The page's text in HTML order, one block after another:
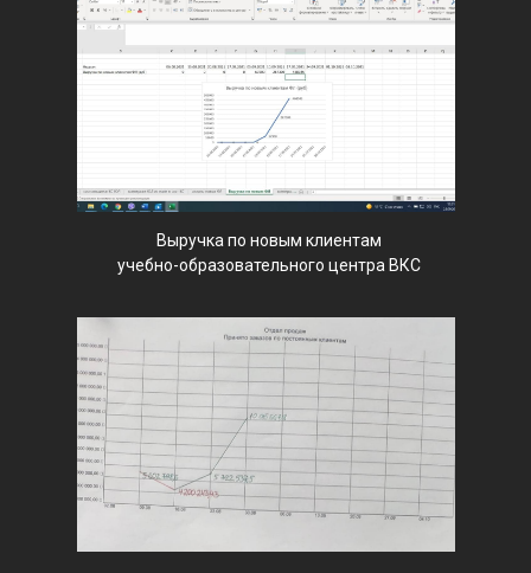
Выручка по новым клиентам
учебно-образовательного центра ВКС